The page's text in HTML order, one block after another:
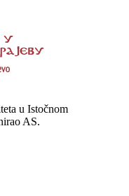
u Istočnom
AS.